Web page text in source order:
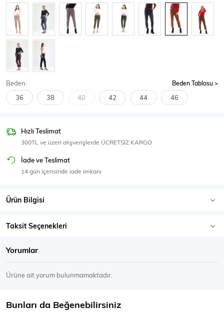
Body Atlet Crop & Büstiyer
SPOR GİYİM
Beden: Beden Tablosu
36 38 40 42 44 46
Hızlı Teslimat
300TL ve üzeri alışverişlerde ÜCRETSİZ KARGO
İade ve Teslimat
14 gün içerisinde iade imkanı
Ürün Bilgisi
Taksit Seçenekleri
Yorumlar
Ürüne ait yorum bulunmamaktadır.
Bunları da Beğenebilirsiniz